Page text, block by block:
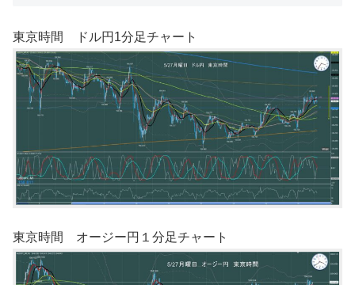
東京時間 ドル円1分足チャート
東京時間 オージー円１分足チャート